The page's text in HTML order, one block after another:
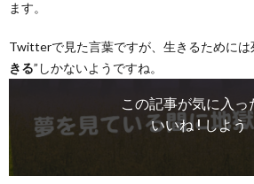
ます。
Twitterで見た言葉ですが、生きるためには
きる”しかないようですね。
この記事が気に入っ
いいね ! しよう